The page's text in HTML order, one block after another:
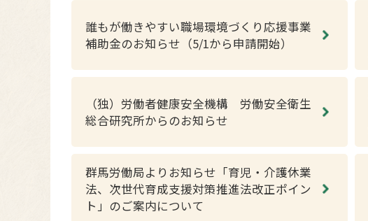
誰もが働きやすい職場環境づくり応援事業
補助金のお知らせ（5/1から申請開始）
（独）労働者健康安全機構 労働安全衛生
総合研究所からのお知らせ
群馬労働局よりお知らせ「育児・介護休業
法、次世代育成支援対策推進法改正ポイン
ト」のご案内について